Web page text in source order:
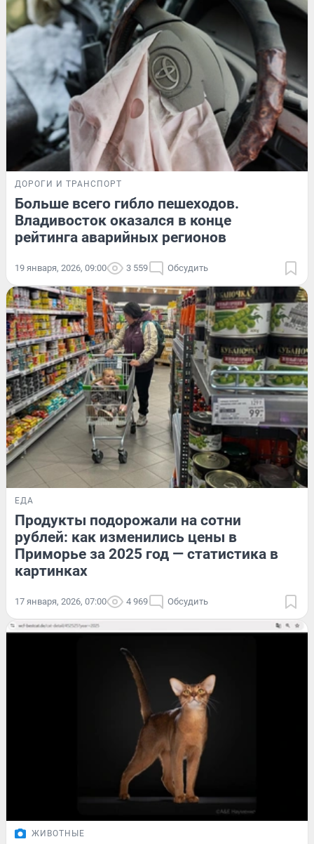
ДОРОГИ И ТРАНСПОРТ
Больше всего гибло пешеходов.
Владивосток оказался в конце
рейтинга аварийных регионов
19 января, 2026, 09:00 3 559 Обсудить
ЕДА
Продукты подорожали на сотни
рублей: как изменились цены в
Приморье за 2025 год — статистика в
картинках
17 января, 2026, 07:00 4 969 Обсудить
ЖИВОТНЫЕ